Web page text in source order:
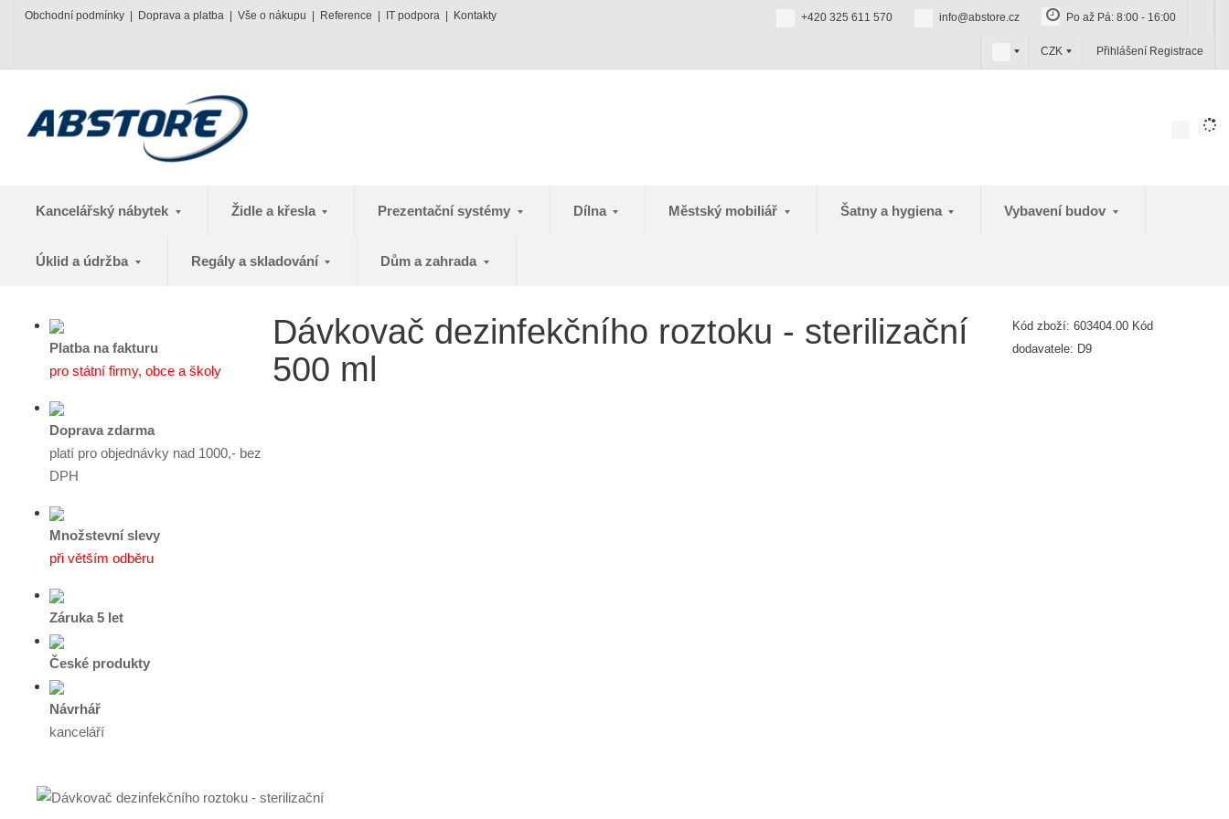
Obchodní podmínky Doprava a platba Vše o nákupu Reference IT podpora Kontakty +420 325 611 570 info@abstore.cz Po až Pá: 8:00 - 16:00
c
z
CZK Přihlášení Registrace
Kancelářský nábytek Židle a křesla Prezentační systémy Dílna Městský mobiliář Šatny a hygiena Vybavení budov
Úklid a údržba Regály a skladování Dům a zahrada
Platba na fakturu
pro státní firmy, obce a školy
Doprava zdarma
platí pro objednávky nad 1000,- bez
DPH
Množstevní slevy
při větším odběru
Záruka 5 let
České produkty
Návrhář
kanceláří
Dávkovač dezinfekčního roztoku - sterilizační
500 ml
Kód zboží: 603404.00 Kód
dodavatele: D9